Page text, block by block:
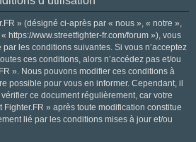
» (désigné ci-après par « nous », « notre »,
https://www.streetfighter-fr.com/forum »), vous
les conditions suivantes. Si vous n’acceptez
ces conditions, alors n’accédez pas et/ou
». Nous pouvons modifier ces conditions à
possible pour vous en informer. Cependant, il
ce document régulièrement, car votre
» après toute modification constitue
lié par les conditions mises à jour et/ou